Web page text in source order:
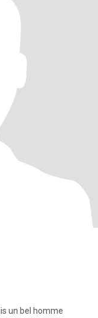
un bel homme